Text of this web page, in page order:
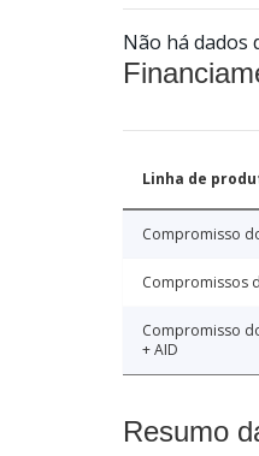
Não há dados
Linha de
Compromisso
Compromissos
Compromisso
+ AID
Resumo